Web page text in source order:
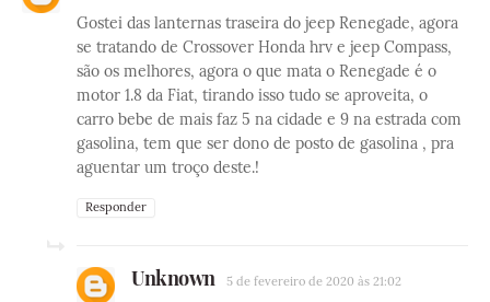
Gostei das lanternas traseira do jeep Renegade, agora
se tratando de Crossover Honda hrv e jeep Compass,
são os melhores, agora o que mata o Renegade é o
motor 1.8 da Fiat, tirando isso tudo se aproveita, o
carro bebe de mais faz 5 na cidade e 9 na estrada com
gasolina, tem que ser dono de posto de gasolina , pra
aguentar um troço deste.!
Responder
Unknown 5 de fevereiro de 2020 às 21:02